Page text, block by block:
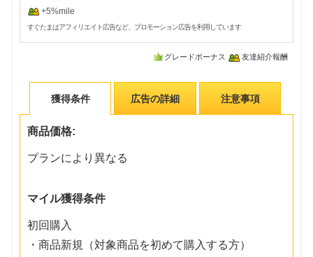
+5%mile
すぐたまはアフィリエイト広告など、プロモーション広告を利用しています
グレードボーナス 友達紹介報酬
獲得条件 広告の詳細 注意事項
商品価格:
プランにより異なる
マイル獲得条件
初回購入
・商品新規（対象商品を初めて購入する方）